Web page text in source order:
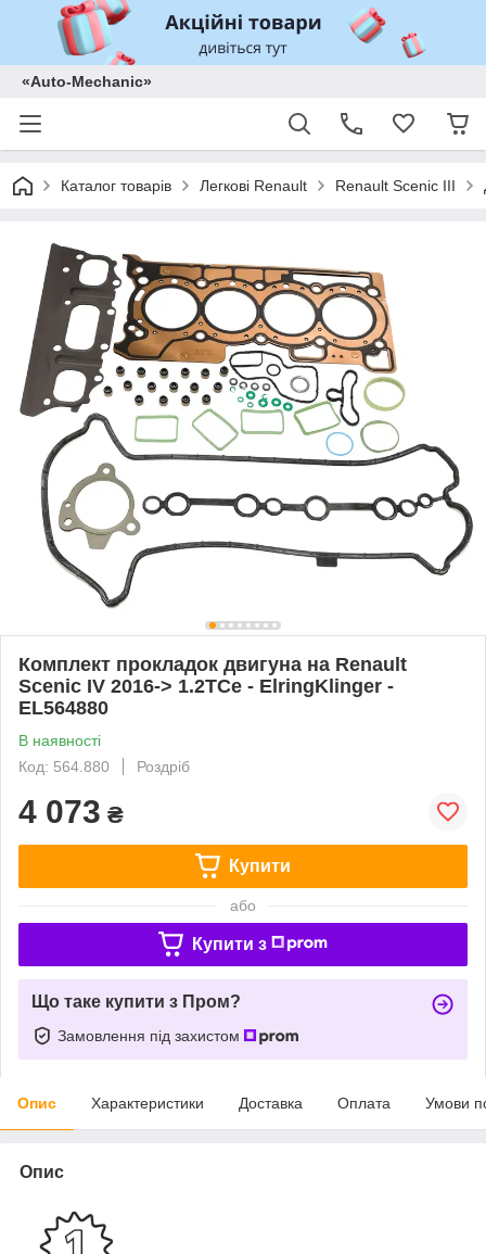
«Auto-Mechanic»
Каталог товарів Легкові Renault Renault Scenic III
Комплект прокладок двигуна на Renault
Scenic IV 2016-> 1.2TCe - ElringKlinger -
EL564880
В наявності
Код: 564.880
Роздріб
4 073 ₴
Купити
або
Купити з
Що таке купити з Пром?
Замовлення під захистом
Опис Характеристики Доставка Оплата Умови
Опис